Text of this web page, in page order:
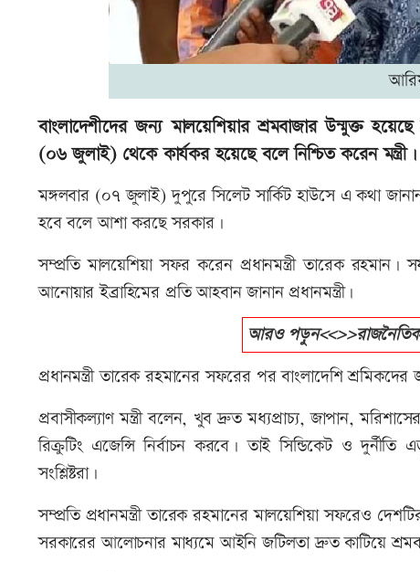
বাংলাদেশীদের জন্য মালয়েশিয়ার শ্রমবাজার উন্মুক্ত
(০৬ জুলাই) থেকে কার্যকর হয়েছে বলে নিশ্চিত করেন মন্ত্রী।
মঙ্গলবার (০৭ জুলাই) দুপুরে সিলেট সার্কিট হাউসে এ কথা
হবে বলে আশা করছে সরকার।
সম্প্রতি মালয়েশিয়া সফর করেন প্রধানমন্ত্রী তারেক
আনোয়ার ইব্রাহিমের প্রতি আহবান জানান প্রধানমন্ত্রী।
আরও পড়ুন<<>>রাজনৈতিক
প্রধানমন্ত্রী তারেক রহমানের সফরের পর বাংলাদেশি
প্রবাসীকল্যাণ মন্ত্রী বলেন, খুব দ্রুত মধ্যপ্রাচ্য, জাপান,
রিক্রুটিং এজেন্সি নির্বাচন করবে। তাই সিন্ডিকেট ও
সংশ্লিষ্টরা।
সম্প্রতি প্রধানমন্ত্রী তারেক রহমানের মালয়েশিয়া সফরেও
সরকারের আলোচনার মাধ্যমে আইনি জটিলতা দ্রুত কাটিয়ে